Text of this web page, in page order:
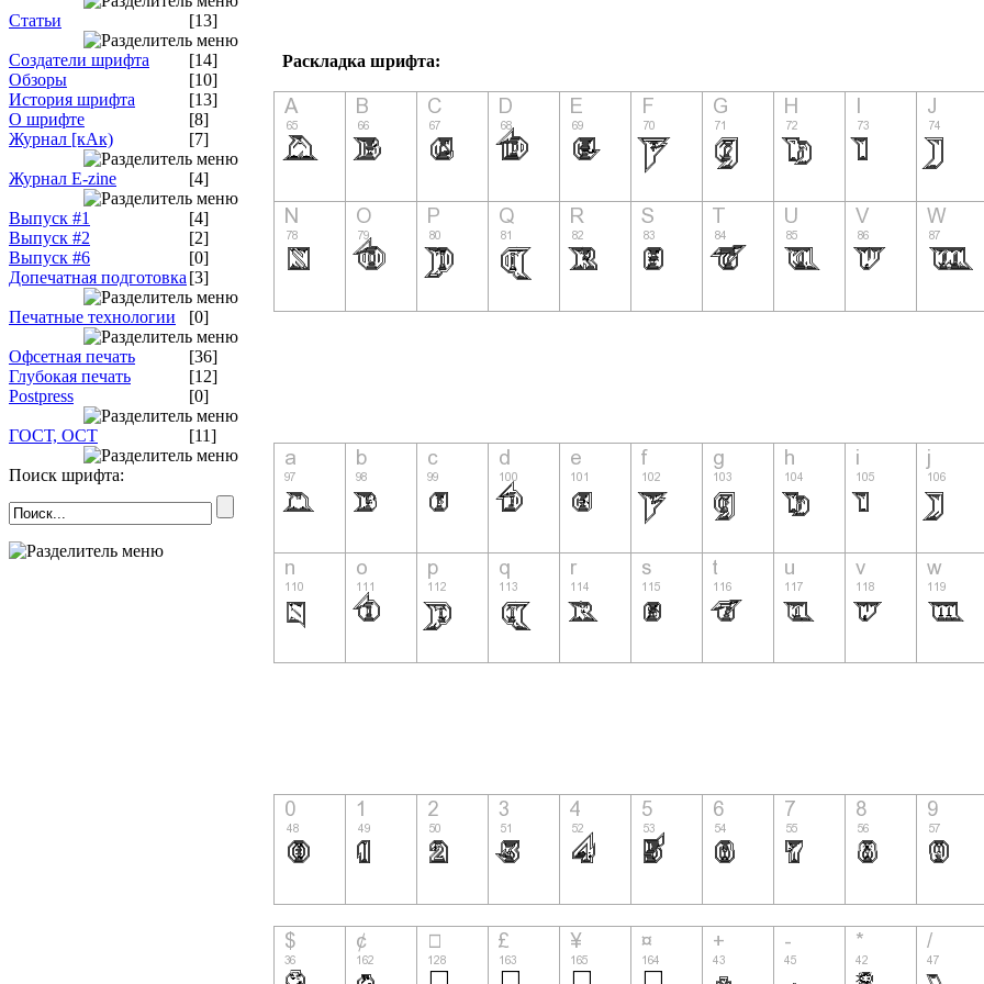
Статьи [13]
Создатели шрифта
[14]
Обзоры
[10]
История шрифта
[13]
О шрифте
[8]
Журнал [кАк)
[7]
Журнал E-zine [4]
Выпуск #1
[4]
Выпуск #2
[2]
Выпуск #6
[0]
Допечатная подготовка [3]
Печатные технологии [0]
Офсетная печать
[36]
Глубокая печать
[12]
Postpress
[0]
ГОСТ, ОСТ [11]
Поиск шрифта:
Раскладка шрифта: